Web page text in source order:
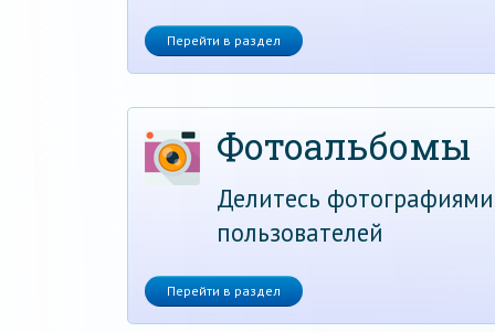
Перейти в раздел
Фотоальбомы
Делитесь
пользователей
Перейти в раздел